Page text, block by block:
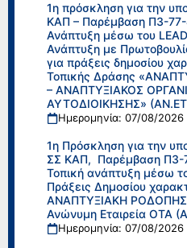
1η πρόσκληση για την
ΚΑΠ – Παρέμβαση Π3-77-
Ανάπτυξη μέσω του
Ανάπτυξη με
για πράξεις δημοσίου
Τοπικής Δράσης
– ΑΝΑΠΤΥΞΙΑΚΟΣ
ΑΥΤΟΔΙΟΙΚΗΣΗΣ»
Ημερομηνία: 07/08/2026
1η Πρόσκληση για την
ΣΣ ΚΑΠ, Παρέμβαση Π3-
Τοπική ανάπτυξη μέσω
Πράξεις Δημοσίου
ΑΝΑΠΤΥΞΙΑΚΗ ΡΟΔΟΠΗΣ
Ανώνυμη Εταιρεία ΟΤΑ
Ημερομηνία: 07/08/2026